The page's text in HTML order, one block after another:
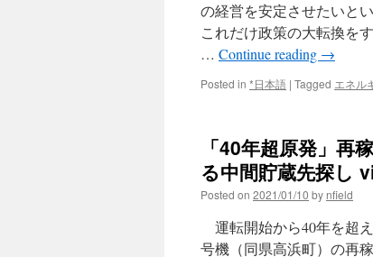
の経営を安定させたいと
これだけ政策の大転換を
… Continue reading →
Posted in *日本語 | Tagged エネル
「40年超原発」
る中間貯蔵先探し
Posted on 2021/01/10 by nfield
運転開始から40年を超
号機（同県高浜町）の再